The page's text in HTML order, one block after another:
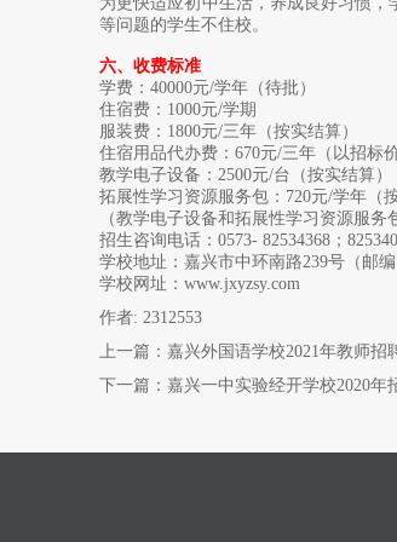
等问题的学生不住校。
六、收费标准
学费：40000元/学年（待批）
住宿费：1000元/学期
服装费：1800元/三年（按实结算）
住宿用品代办费：670元/三年（以招标价
教学电子设备：2500元/台（按实结算）
拓展性学习资源服务包：720元/学年（
（教学电子设备和拓展性学习资源服
招生咨询电话：0573- 82534368；
学校地址：嘉兴市中环南路239号（邮编
学校网址： www.jxyzsy.com
作者: 2312553
上一篇： 嘉兴外国语学校2021年教师招
下一篇： 嘉兴一中实验经开学校2020年